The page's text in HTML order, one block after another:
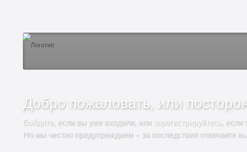
Добро пожаловать, или
Войдите, если вы уже входили, или зарегистрируйтесь, если
Но мы честно предупреждаем – за последствия отвечаете